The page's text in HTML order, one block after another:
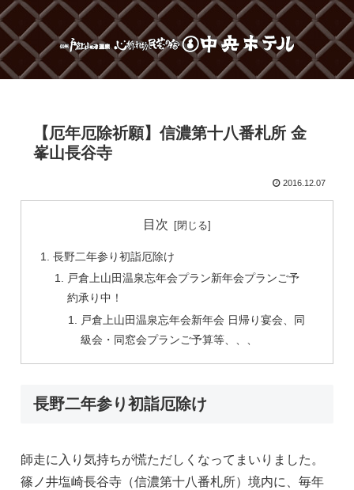
【厄年厄除祈願】信濃第十八番札所 金
峯山長谷寺
2016.12.07
目次
長野二年参り初詣厄除け
戸倉上山田温泉忘年会プラン新年会プランご予
約承り中！
戸倉上山田温泉忘年会新年会 日帰り宴会、同
級会・同窓会プランご予算等、、、
長野二年参り初詣厄除け
師走に入り気持ちが慌ただしくなってまいりました。
篠ノ井塩崎長谷寺（信濃第十八番札所）境内に、毎年